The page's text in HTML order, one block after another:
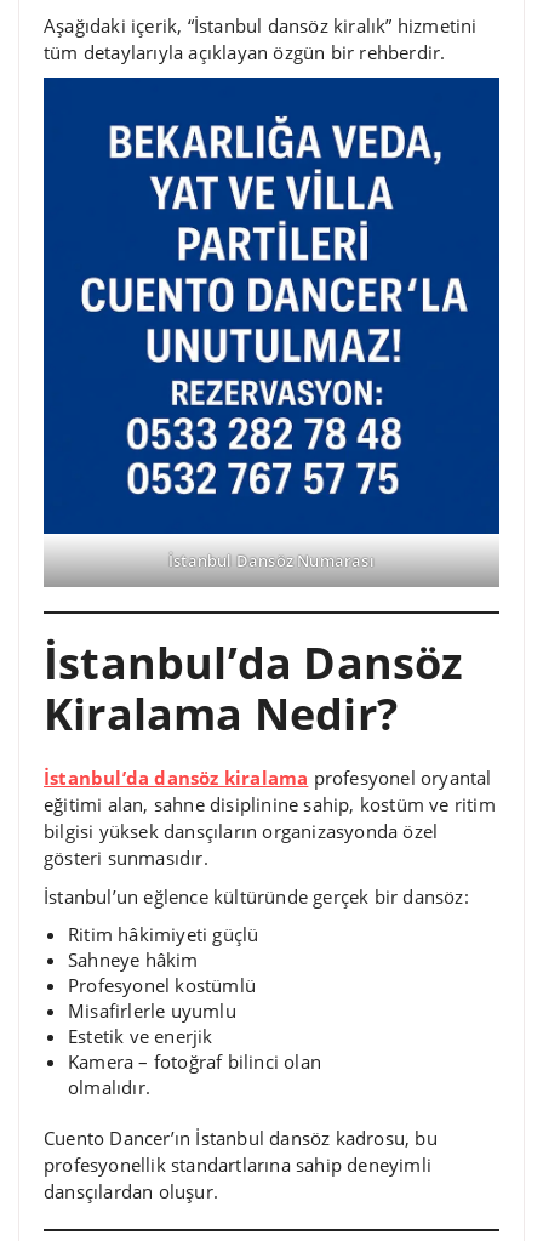
Aşağıdaki içerik, “İstanbul dansöz kiralık” hizmetini
tüm detaylarıyla açıklayan özgün bir rehberdir.
İstanbul Dansöz Numarası
İstanbul’da Dansöz
Kiralama Nedir?
İstanbul’da dansöz kiralama profesyonel oryantal
eğitimi alan, sahne disiplinine sahip, kostüm ve ritim
bilgisi yüksek dansçıların organizasyonda özel
gösteri sunmasıdır.
İstanbul’un eğlence kültüründe gerçek bir dansöz:
Ritim hâkimiyeti güçlü
Sahneye hâkim
Profesyonel kostümlü
Misafirlerle uyumlu
Estetik ve enerjik
Kamera – fotoğraf bilinci olan
olmalıdır.
Cuento Dancer’ın İstanbul dansöz kadrosu, bu
profesyonellik standartlarına sahip deneyimli
dansçılardan oluşur.